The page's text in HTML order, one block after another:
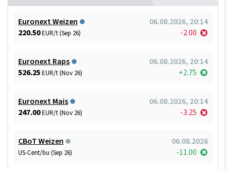
Euronext Weizen
06.08.2026, 20:14
220.50EUR/t (Sep 26) -2.00
Euronext Raps
06.08.2026, 20:14
526.25EUR/t (Nov 26) +2.75
Euronext Mais
06.08.2026, 20:14
247.00EUR/t (Nov 26) -3.25
CBoT Weizen 06.08.2026
US-Cent/bu (Sep 26) -11.00